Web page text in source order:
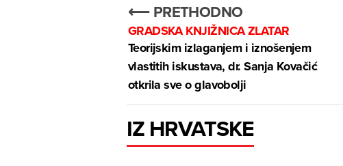
⟵ PRETHODNO
GRADSKA KNJIŽNICA ZLATAR
Teorijskim izlaganjem i iznošenjem
vlastitih iskustava, dr. Sanja Kovačić
otkrila sve o glavobolji
IZ HRVATSKE